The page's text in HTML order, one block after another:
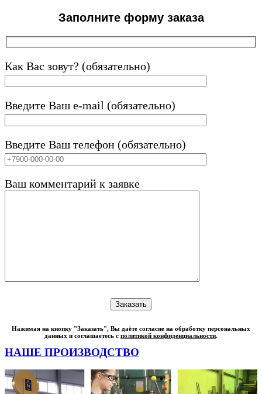
Заполните форму заказа
Как Вас зовут? (обязательно)
Введите Ваш e-mail (обязательно)
Введите Ваш телефон (обязательно)
Ваш комментарий к заявке
Нажимая на кнопку "Заказать", Вы даёте согласие на обработку персональных
данных и соглашаетесь с политикой конфиденциальности.
НАШЕ ПРОИЗВОДСТВО